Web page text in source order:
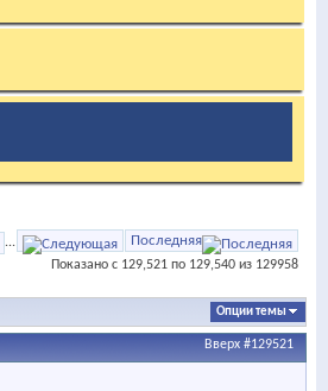
... Последняя
Показано с 129,521 по 129,540 из 129958
Опции темы
Вверх #129521